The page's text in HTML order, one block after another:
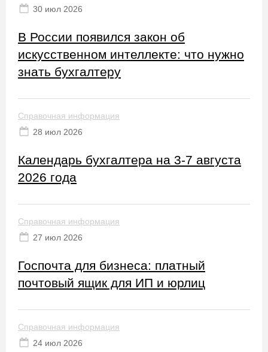
30 июл 2026
В России появился закон об
искусственном интеллекте: что нужно
знать бухгалтеру
Справочная информация
28 июл 2026
Календарь бухгалтера на 3-7 августа
2026 года
Справочная информация
27 июл 2026
Госпочта для бизнеса: платный
почтовый ящик для ИП и юрлиц
Справочная информация
24 июл 2026